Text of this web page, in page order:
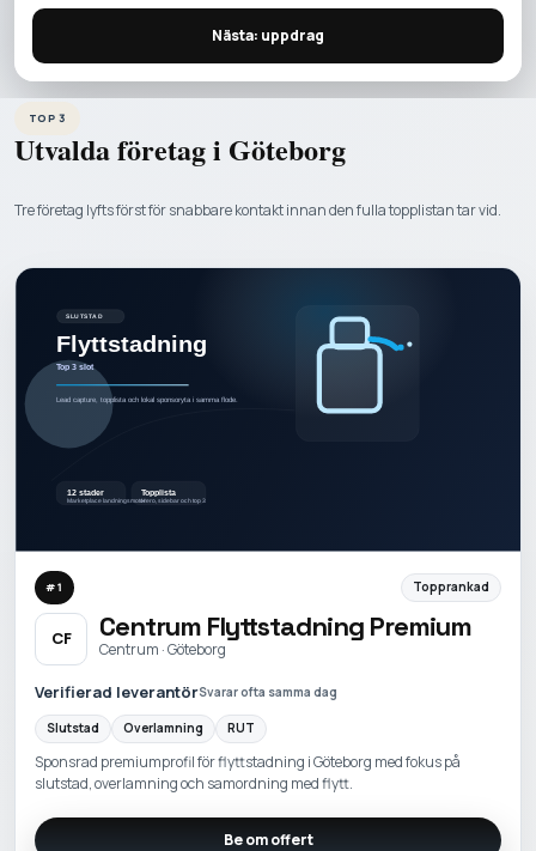
Nästa: uppdrag
TOP 3
Utvalda företag i Göteborg
Tre företag lyfts först för snabbare kontakt innan den fulla topplistan tar vid.
#1 Topprankad
CF Centrum Flyttstadning Premium
Centrum · Göteborg
Verifierad leverantörSvarar ofta samma dag
Slutstad Overlamning RUT
Sponsrad premiumprofil för flyttstadning i Göteborg med fokus på
slutstad, overlamning och samordning med flytt.
Be om offert